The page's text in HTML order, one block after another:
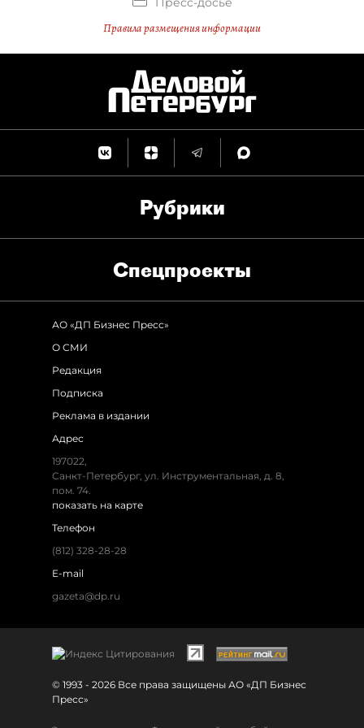
Правила размещения информации
Рубрики
Спец­проекты
АО «ДП Бизнес Пресс»
О СМИ
Редакция
Подписка
Реклама в издании
Адрес
197022,
Санкт-Петербург, ул. Инструментальная, д. 8,
пом. 74.
показать на карте
Телефон
(812) 328-28-28
E-mail
gazeta@dp.ru
© 1993 - 2026 Все права защищены АО «ДП Бизнес
Пресс»